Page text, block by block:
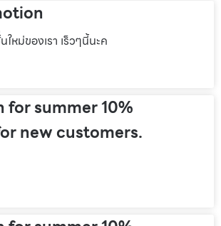
หม่ของเรา เร็วๆนี้นะค
for summer 10%
new customers.